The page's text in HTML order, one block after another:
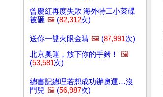
曾慶紅再度失敗 海外特工小菜碟
被砸 🖼️ (82,312次)
送你一雙火眼金睛 🖼️ (87,991次)
北京奧運，放下你的手銬！
🖼️
(53,581次)
總書記總理若想成功辦奧運…沒
門兒 🖼️ (56,987次)